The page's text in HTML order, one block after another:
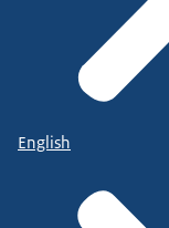
English